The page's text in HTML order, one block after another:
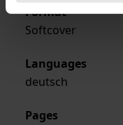
Format
Softcover
Languages
deutsch
Pages